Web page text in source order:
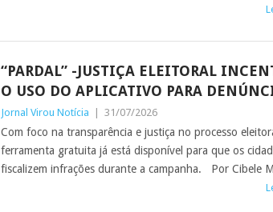
“PARDAL” -JUSTIÇA ELEITORAL
O USO DO APLICATIVO PARA
Jornal Virou Notícia 31/07/2026
Com foco na transparência e justiça no processo
ferramenta gratuita já está disponível para que os
fiscalizem infrações durante a campanha. Por Cibele